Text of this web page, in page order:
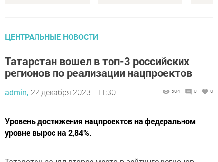
ЦЕНТРАЛЬНЫЕ НОВОСТИ
Татарстан вошел в топ-3 российских
регионов по реализации нацпроектов
admin, 22 декабря 2023 - 11:30 504 0 0
Уровень достижения нацпроектов на федеральном
уровне вырос на 2,84%.